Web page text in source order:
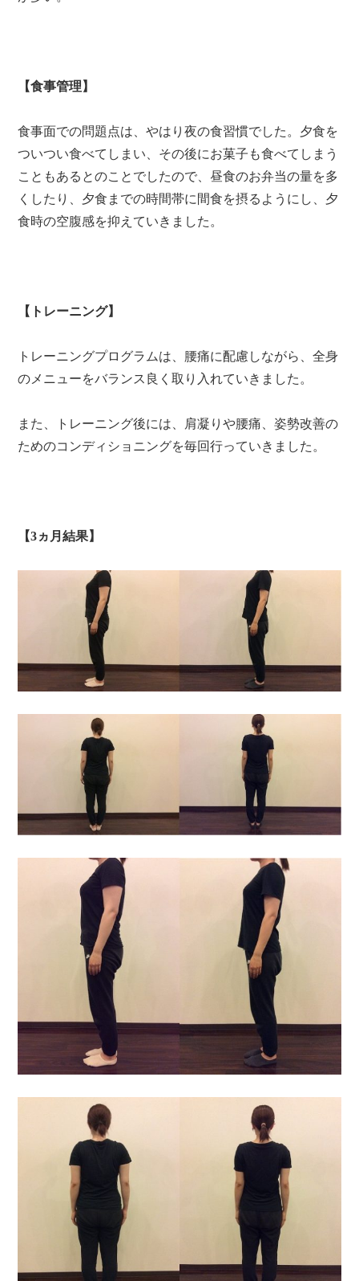
【食事管理】
食事面での問題点は、やはり夜の食習慣でした。夕食を
ついつい食べてしまい、その後にお菓子も食べてしまう
こともあるとのことでしたので、昼食のお弁当の量を多
くしたり、夕食までの時間帯に間食を摂るようにし、夕
食時の空腹感を抑えていきました。
【トレーニング】
トレーニングプログラムは、腰痛に配慮しながら、全身
のメニューをバランス良く取り入れていきました。
また、トレーニング後には、肩凝りや腰痛、姿勢改善の
ためのコンディショニングを毎回行っていきました。
【3ヵ月結果】